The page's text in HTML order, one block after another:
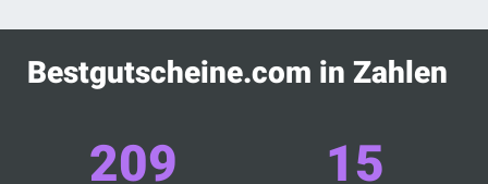
Bestgutscheine.com in Zahlen
209 15